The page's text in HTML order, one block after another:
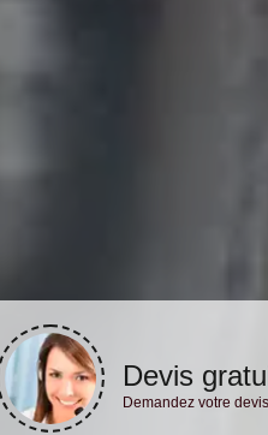
Devis
Demandez votre